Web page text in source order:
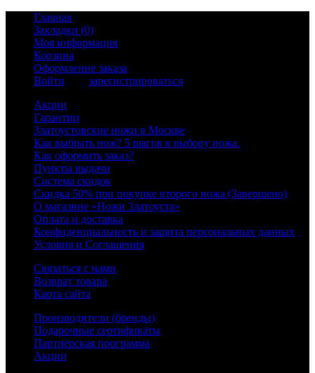
Главная
Закладки (0)
Моя информация
Корзина
Оформление заказа
Войти
зарегистрироваться
Акции
Гарантии
Златоустовские ножи в Москве
Как выбрать нож? 5 шагов к выбору ножа.
Как оформить заказ?
Пункты выдачи
Система скидок
Скидка 50% при покупке второго ножа (Завершено)
О магазине «Ножи Златоуста»
Оплата и доставка
Конфиденциальность и защита персональных данных
Условия и Соглашения
Связаться с нами
Возврат товара
Карта сайта
Производители (бренды)
Подарочные сертификаты
Партнёрская программа
Акции